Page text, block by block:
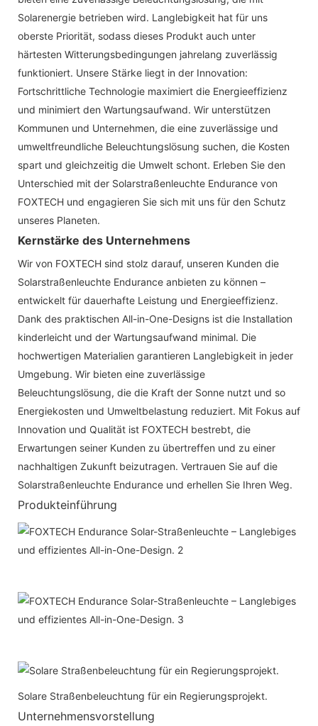
Solarenergie betrieben wird. Langlebigkeit hat für uns
oberste Priorität, sodass dieses Produkt auch unter
härtesten Witterungsbedingungen jahrelang zuverlässig
funktioniert. Unsere Stärke liegt in der Innovation:
Fortschrittliche Technologie maximiert die Energieeffizienz
und minimiert den Wartungsaufwand. Wir unterstützen
Kommunen und Unternehmen, die eine zuverlässige und
umweltfreundliche Beleuchtungslösung suchen, die Kosten
spart und gleichzeitig die Umwelt schont. Erleben Sie den
Unterschied mit der Solarstraßenleuchte Endurance von
FOXTECH und engagieren Sie sich mit uns für den Schutz
unseres Planeten.
Kernstärke des Unternehmens
Wir von FOXTECH sind stolz darauf, unseren Kunden die
Solarstraßenleuchte Endurance anbieten zu können –
entwickelt für dauerhafte Leistung und Energieeffizienz.
Dank des praktischen All-in-One-Designs ist die Installation
kinderleicht und der Wartungsaufwand minimal. Die
hochwertigen Materialien garantieren Langlebigkeit in jeder
Umgebung. Wir bieten eine zuverlässige
Beleuchtungslösung, die die Kraft der Sonne nutzt und so
Energiekosten und Umweltbelastung reduziert. Mit Fokus auf
Innovation und Qualität ist FOXTECH bestrebt, die
Erwartungen seiner Kunden zu übertreffen und zu einer
nachhaltigen Zukunft beizutragen. Vertrauen Sie auf die
Solarstraßenleuchte Endurance und erhellen Sie Ihren Weg.
Produkteinführung
Solare Straßenbeleuchtung für ein Regierungsprojekt.
Unternehmensvorstellung